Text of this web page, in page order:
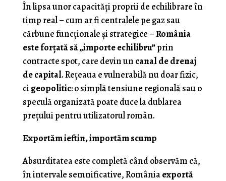
În lipsa unor capacități proprii de echilibrare în
timp real – cum ar fi centralele pe gaz sau
cărbune funcționale și strategice –România
este forțată să „importe echilibru”prin
contracte spot, care devin un canal de drenaj
de capital. Rețeaua e vulnerabilă nu doar fizic,
ci geopolitic: o simplă tensiune regională sau o
speculă organizată poate duce la dublarea
prețului pentru utilizatorul român.
Exportăm ieftin, importăm scump
Absurditatea este completă când observăm că,
în intervale semnificative, Româniaexportă